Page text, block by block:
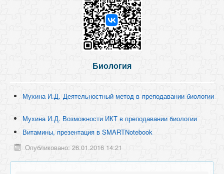
Биология
Мухина И.Д. Деятельностный метод в преподавании биологии
Мухина И.Д. Возможности ИКТ в преподавании биологии
Витамины, презентация в SMARTNotebook
Опубликовано: 26.01.2016 14:21